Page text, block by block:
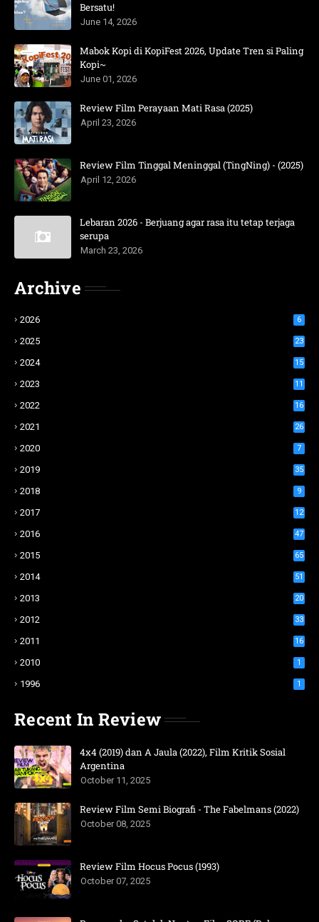
Bersatu!
June 14, 2026
Mabok Kopi di KopiFest 2026, Update Tren si Paling
Kopi~
June 01, 2026
Review Film Perayaan Mati Rasa (2025)
April 23, 2026
Review Film Tinggal Meninggal (TingNing) - (2025)
April 12, 2026
Lebaran 2026 - Berjuang agar rasa itu tetap terjaga
serupa
March 23, 2026
Archive
2026 6
2025 23
2024 15
2023 11
2022 16
2021 26
2020 7
2019 35
2018 9
2017 12
2016 47
2015 65
2014 51
2013 20
2012 33
2011 16
2010 1
1996 1
Recent In Review
4x4 (2019) dan A Jaula (2022), Film Kritik Sosial
Argentina
October 11, 2025
Review Film Semi Biografi - The Fabelmans (2022)
October 08, 2025
Review Film Hocus Pocus (1993)
October 07, 2025